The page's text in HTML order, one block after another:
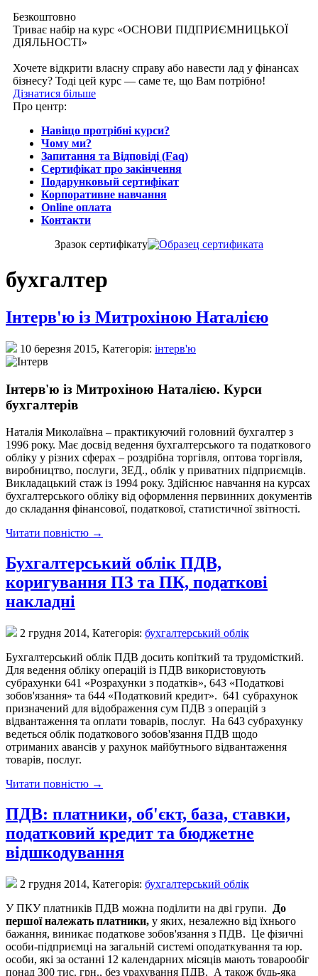
Безкоштовно
Триває набір на курс «ОСНОВИ ПІДПРИЄМНИЦЬКОЇ
ДІЯЛЬНОСТІ»
Хочете відкрити власну справу або навести лад у фінансах
бізнесу? Тоді цей курс — саме те, що Вам потрібно!
Дізнатися більше
Про центр:
Навіщо протрібні курси?
Чому ми?
Запитання та Відповіді (Faq)
Сертифікат про закінчення
Подарунковый сертифікат
Корпоративне навчання
Online оплата
Контакти
Зразок сертифiкату
бухгалтер
Інтерв'ю із Митрохіною Наталією
10 березня 2015, Категорія: інтерв'ю
Інтерв'ю із Митрохіною Наталією. Курси
бухгалтерів
Наталія Миколаївна – практикуючий головний бухгалтер з
1996 року. Має досвід ведення бухгалтерського та податкового
обліку у різних сферах – роздрібна торгівля, оптова торгівля,
виробництво, послуги, ЗЕД., облік у приватних підприємців.
Викладацький стаж із 1994 року. Здійснює навчання на курсах
бухгалтерського обліку від оформлення первинних документів
до складання фінансової, податкової, статистичної звітності.
Читати повністю →
Бухгалтерський облік ПДВ,
коригування ПЗ та ПК, податкові
накладні
2 грудня 2014, Категорія: бухгалтерський облік
Бухгалтерський облік ПДВ досить копіткий та трудомісткий.
Для ведення обліку операцій із ПДВ використовують
субрахунки 641 «Розрахунки з податків», 643 «Податкові
зобов'язання» та 644 «Податковий кредит». 641 субрахунок
призначений для відображення сум ПДВ з операцій з
відвантаження та оплати товарів, послуг. На 643 субрахунку
ведеться облік податкового зобов'язання ПДВ щодо
отриманих авансів у рахунок майбутнього відвантаження
товарів, послуг.
Читати повністю →
ПДВ: платники, об'єкт, база, ставки,
податковий кредит та бюджетне
відшкодування
2 грудня 2014, Категорія: бухгалтерський облік
У ПКУ платників ПДВ можна поділити на дві групи.
До
першої належать платники, у яких, незалежно від їхнього
бажання, виникає податкове зобов'язання з ПДВ. Це фізичні
особи-підприємці на загальній системі оподаткування та юр.
особи, які за останні 12 календарних місяців мають товарообіг
понад 300 тис. грн., без урахування ПДВ. А також будь-яка